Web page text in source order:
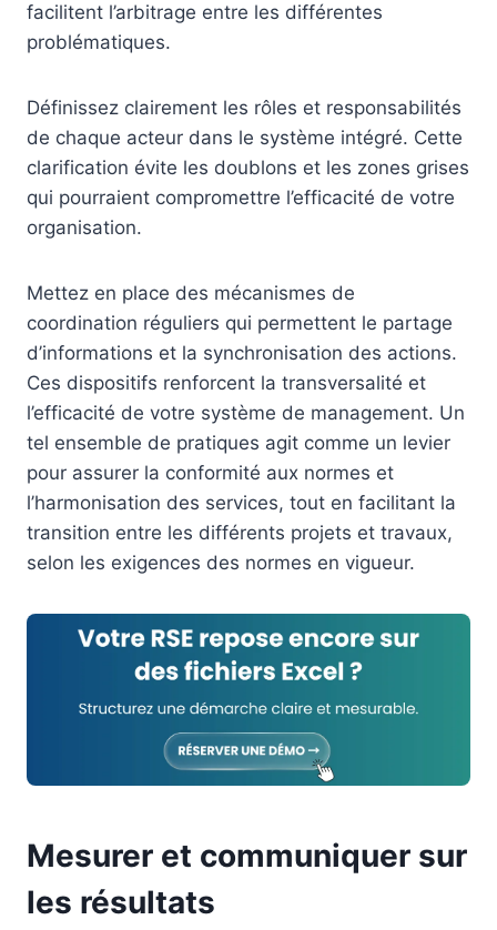
facilitent l’arbitrage entre les différentes
problématiques.
Définissez clairement les rôles et responsabilités
de chaque acteur dans le système intégré. Cette
clarification évite les doublons et les zones grises
qui pourraient compromettre l’efficacité de votre
organisation.
Mettez en place des mécanismes de
coordination réguliers qui permettent le partage
d’informations et la synchronisation des actions.
Ces dispositifs renforcent la transversalité et
l’efficacité de votre système de management. Un
tel ensemble de pratiques agit comme un levier
pour assurer la conformité aux normes et
l’harmonisation des services, tout en facilitant la
transition entre les différents projets et travaux,
selon les exigences des normes en vigueur.
Mesurer et communiquer sur
les résultats